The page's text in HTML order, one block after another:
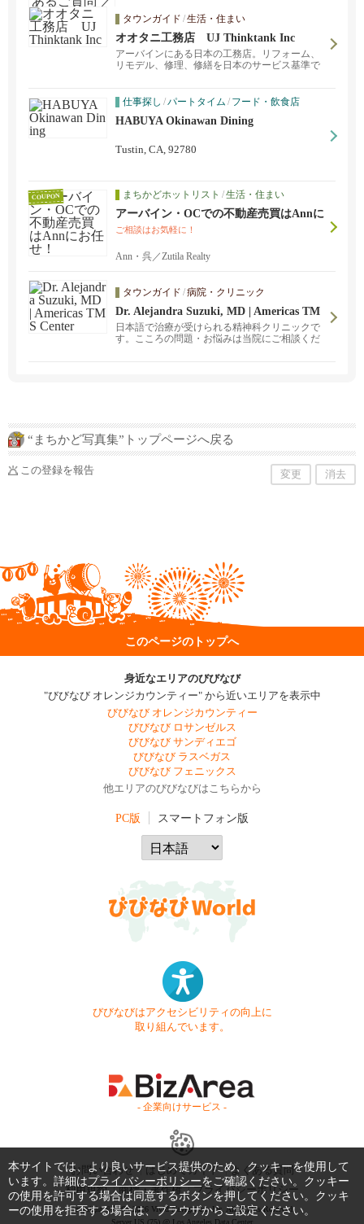
タウンガイド /生活・住まい
オオタニ工務店 UJ Thinktank Inc
アーバインにある日本の工務店。リフォーム、
リモデル、修理、修繕を日本のサービス基準で
仕事探し /パートタイム / フード・飲食店
HABUYA Okinawan Dining
Tustin, CA, 92780
まちかどホットリスト /生活・住まい
アーバイン・OCでの不動産売買はAnnに
お任せ！
ご相談はお気軽に！
Ann・呉／Zutila Realty
COUPON
タウンガイド /病院・クリニック
Dr. Alejandra Suzuki, MD | Americas TM
S Center
日本語で治療が受けられる精神科クリニックで
す。こころの問題・お悩みは当院にご相談くだ
“まちかど写真集”トップページへ戻る
この登録を報告 変更 消去
このページのトップへ
身近なエリアのびびなび
"びびなび オレンジカウンティー" から近いエリアを表示中
びびなび オレンジカウンティー
びびなび ロサンゼルス
びびなび サンディエゴ
びびなび ラスベガス
びびなび フェニックス
他エリアのびびなびはこちらから
PC版 スマートフォン版
びびなびはアクセシビリティの向上に
取り組んでいます。
- 企業向けサービス -
お問い合わせ はじめてガイド
よくある質問
利用規約
商標・著作権 プライバシーポリシー
Copyright © 1999-2026 Vivid Navigation, Inc. All Rights Reserved.
Server US (75) @ Los Angeles Data Center
本サイトでは、より良いサービス提供のため、クッキーを使用して
います。詳細はプライバシーポリシーをご確認ください。クッキー
の使用を許可する場合は同意するボタンを押してください。クッキ
ーの使用を拒否する場合は、ブラウザからご設定ください。